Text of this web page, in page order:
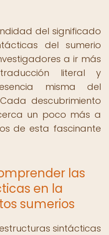
del significado
del sumerio
a ir más
literal y
misma del
descubrimiento
un poco más a
de esta fascinante
las
en la
sumerios
sintácticas